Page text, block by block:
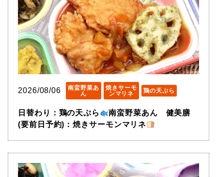
2026/08/06
南蛮野菜あ
ん
焼きサーモ
ンマリネ
鶏の天ぷら
日替わり：鶏の天ぷら
南蛮野菜あん 健美膳
(要前日予約)：焼きサーモンマリネ